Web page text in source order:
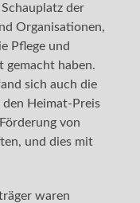
der
Organisationen,
Pflege und
gemacht haben.
sich auch die
den Heimat-Preis
von
und dies mit
waren